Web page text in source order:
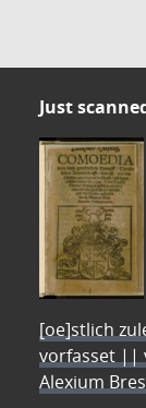
Just
[oe]stlich
vorfasset ||
Alexium